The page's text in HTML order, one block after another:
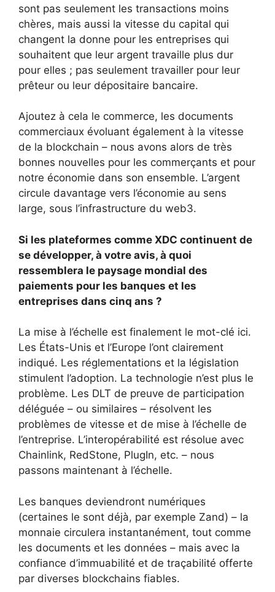
sont pas seulement les transactions moins
chères, mais aussi la vitesse du capital qui
changent la donne pour les entreprises qui
souhaitent que leur argent travaille plus dur
pour elles ; pas seulement travailler pour leur
prêteur ou leur dépositaire bancaire.
Ajoutez à cela le commerce, les documents
commerciaux évoluant également à la vitesse
de la blockchain – nous avons alors de très
bonnes nouvelles pour les commerçants et pour
notre économie dans son ensemble. L’argent
circule davantage vers l’économie au sens
large, sous l’infrastructure du web3.
Si les plateformes comme XDC continuent de
se développer, à votre avis, à quoi
ressemblera le paysage mondial des
paiements pour les banques et les
entreprises dans cinq ans ?
La mise à l’échelle est finalement le mot-clé ici.
Les États-Unis et l’Europe l’ont clairement
indiqué. Les réglementations et la législation
stimulent l’adoption. La technologie n’est plus le
problème. Les DLT de preuve de participation
déléguée – ou similaires – résolvent les
problèmes de vitesse et de mise à l’échelle de
l’entreprise. L’interopérabilité est résolue avec
Chainlink, RedStone, PlugIn, etc. – nous
passons maintenant à l’échelle.
Les banques deviendront numériques
(certaines le sont déjà, par exemple Zand) – la
monnaie circulera instantanément, tout comme
les documents et les données – mais avec la
confiance d’immuabilité et de traçabilité offerte
par diverses blockchains fiables.